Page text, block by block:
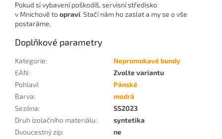
Pokud si vybavení poškodíš, servisní středisko
v Mnichově toopraví. Stačí nám ho zaslat a my se o vše
postaráme.
Doplňkové parametry
Kategorie:
Nepromokavé bundy
EAN:
Zvolte variantu
Pohlaví:
Pánské
Barva:
modrá
Sezóna:
SS2023
Druh izolačního materiálu:
syntetika
Dvoucestný zip:
ne